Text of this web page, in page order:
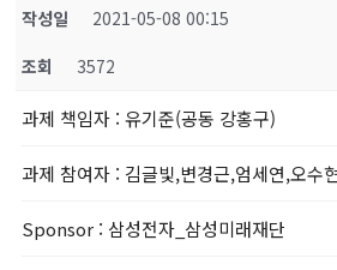
작성일
2021-05-08 00:15
조회
3572
과제 책임자 : 유기준(공동 강홍구)
과제 참여자 : 김글빛,변경근,엄세연,오수
Sponsor : 삼성전자_삼성미래재단